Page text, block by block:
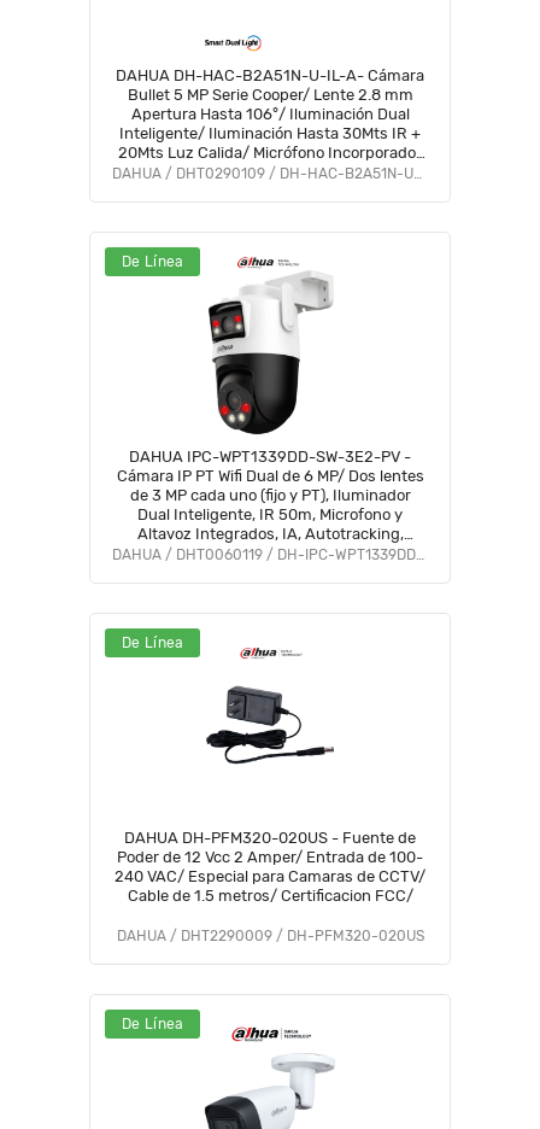
DAHUA DH-HAC-B2A51N-U-IL-A- Cámara
Bullet 5 MP Serie Cooper/ Lente 2.8 mm
Apertura Hasta 106°/ Iluminación Dual
Inteligente/ Iluminación Hasta 30Mts IR +
20Mts Luz Calida/ Micrófono Incorporado/
Metal/ Para Exterior IP67 #OD #CD #CODDAHUA / DHT0290109 / DH-HAC-B2A51N-U-IL-A
De Línea
DAHUA IPC-WPT1339DD-SW-3E2-PV -
Cámara IP PT Wifi Dual de 6 MP/ Dos lentes
de 3 MP cada uno (fijo y PT), Iluminador
Dual Inteligente, IR 50m, Microfono y
Altavoz Integrados, IA, Autotracking,
Disuasión activa, Ranura MicroSD,
DAHUA / DHT0060119 / DH-IPC-WPT1339DD-SW-3E2-PV
De Línea
DAHUA DH-PFM320-020US - Fuente de
Poder de 12 Vcc 2 Amper/ Entrada de 100-
240 VAC/ Especial para Camaras de CCTV/
Cable de 1.5 metros/ Certificacion FCC/
DAHUA / DHT2290009 / DH-PFM320-020US
De Línea